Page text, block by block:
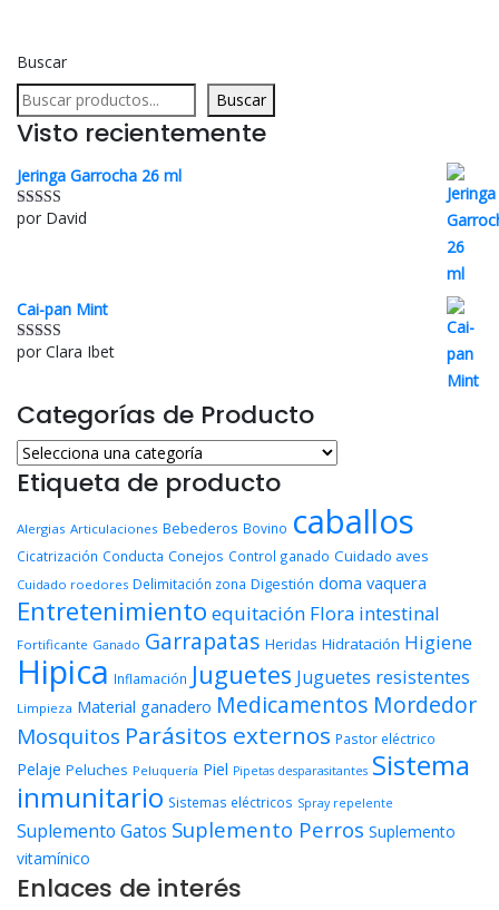
Buscar
Buscar
Visto recientemente
Jeringa Garrocha 26 ml
Valorado con
por David
Cai-pan Mint
Valorado con
por Clara Ibet
Categorías de Producto
Etiqueta de producto
Alergias Articulaciones Bebederos Bovino caballos
Cicatrización Conducta Conejos Control ganado Cuidado aves
Cuidado roedores Delimitación zona Digestión doma vaquera
Entretenimiento equitación Flora intestinal
Fortificante Ganado Garrapatas Heridas Hidratación Higiene
Hipica Inflamación Juguetes Juguetes resistentes
Limpieza Material ganadero Medicamentos Mordedor
Mosquitos Parásitos externos Pastor eléctrico
Pelaje Peluches Peluquería Piel Pipetas desparasitantes Sistema
inmunitario Sistemas eléctricos Spray repelente
Suplemento Gatos Suplemento Perros Suplemento
vitamínico
Enlaces de interés